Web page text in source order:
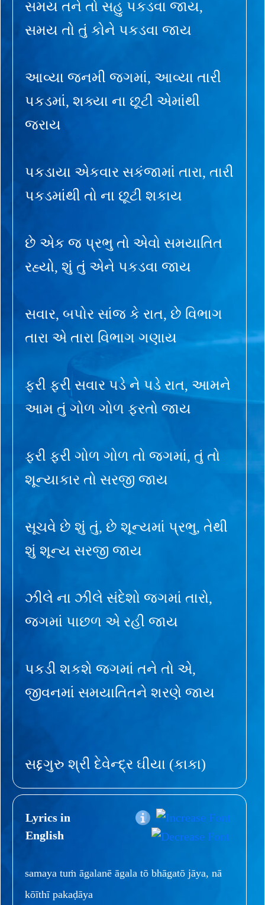
સમય તને તો સહુ પકડવા જાય,
સમય તો તું કોને પકડવા જાય
આવ્યા જનમી જગમાં, આવ્યા તારી
પકડમાં, શક્યા ના છૂટી એમાંથી
જરાય
પકડાયા એકવાર સકંજામાં તારા, તારી
પકડમાંથી તો ના છૂટી શકાય
છે એક જ પ્રભુ તો એવો સમયાતિત
રહ્યો, શું તું એને પકડવા જાય
સવાર, બપોર સાંજ કે રાત, છે વિભાગ
તારા એ તારા વિભાગ ગણાય
ફરી ફરી સવાર પડે ને પડે રાત, આમને
આમ તું ગોળ ગોળ ફરતો જાય
ફરી ફરી ગોળ ગોળ તો જગમાં, તું તો
શૂન્યાકાર તો સરજી જાય
સૂચવે છે શું તું, છે શૂન્યમાં પ્રભુ, તેથી
શું શૂન્ય સરજી જાય
ઝીલે ના ઝીલે સંદેશો જગમાં તારો,
જગમાં પાછળ એ રહી જાય
પકડી શકશે જગમાં તને તો એ,
જીવનમાં સમયાતિતને શરણે જાય
સદ્દગુરુ શ્રી દેવેન્દ્ર ઘીયા (કાકા)
Lyrics in
English
samaya tuṁ āgalanē āgala tō bhāgatō jāya, nā
kōīthī pakaḍāya